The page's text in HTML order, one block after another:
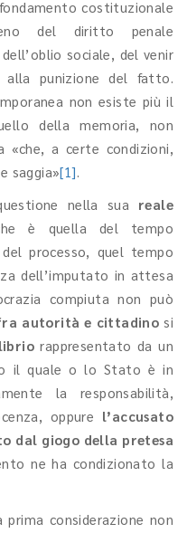
costituzionale
del diritto penale
sociale, del venir
alla punizione del fatto.
non esiste più il
della memoria, non
«che, a certe condizioni,
saggia»[1].
nella sua reale
è quella del tempo
processo, quel tempo
dell’imputato in attesa
compiuta non può
autorità e cittadino si
rappresentato da un
il quale o lo Stato è in
la responsabilità,
oppure l’accusato
dal giogo della pretesa
ne ha condizionato la
prima considerazione non